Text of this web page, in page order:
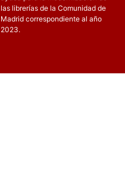
las librerías de la Comunidad de
Madrid correspondiente al año
2023.